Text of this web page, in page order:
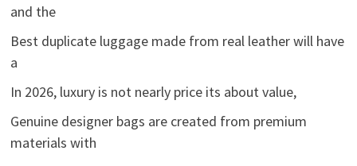
and the
Best duplicate luggage made from real leather will have
a
In 2026, luxury is not nearly price its about value,
Genuine designer bags are created from premium
materials with